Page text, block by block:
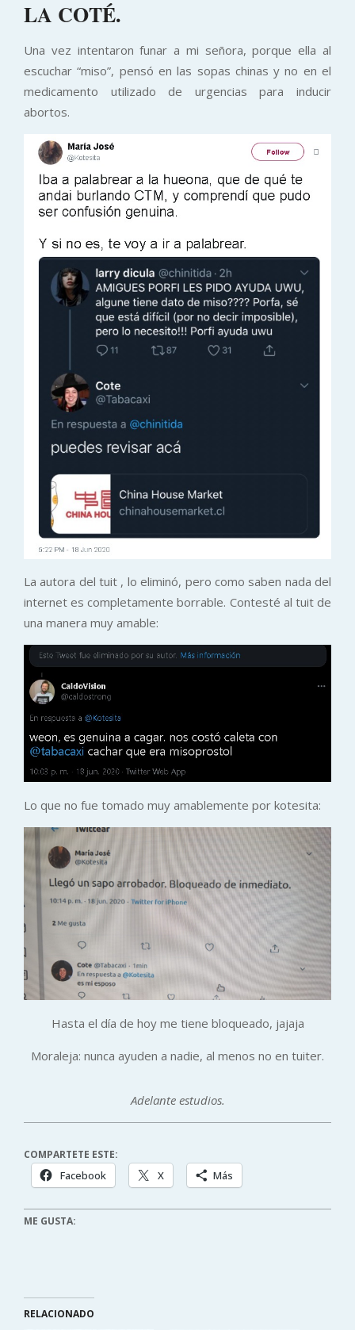
LA COTÉ.
Una vez intentaron funar a mi señora, porque ella al
escuchar “miso”, pensó en las sopas chinas y no en el
medicamento utilizado de urgencias para inducir
abortos.
La autora del tuit , lo eliminó, pero como saben nada del
internet es completamente borrable. Contesté al tuit de
una manera muy amable:
Lo que no fue tomado muy amablemente por kotesita:
Hasta el día de hoy me tiene bloqueado, jajaja
Moraleja: nunca ayuden a nadie, al menos no en tuiter.
Adelante estudios.
COMPARTETE ESTE:
Facebook X Más
ME GUSTA:
RELACIONADO